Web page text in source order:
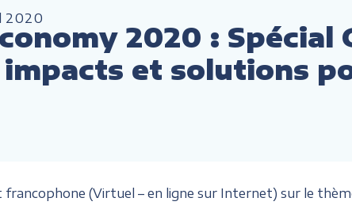
2020
2020 : Spécial
et solutions
(Virtuel – en ligne sur Internet) sur le